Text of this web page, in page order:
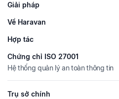
Giải pháp
Về Haravan
Hợp tác
Chứng chỉ ISO 27001
Hệ thống quản lý an toàn thông tin
Trụ sở chính